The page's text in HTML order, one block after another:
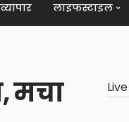
व्यापार लाइफस्टाइल
मचा